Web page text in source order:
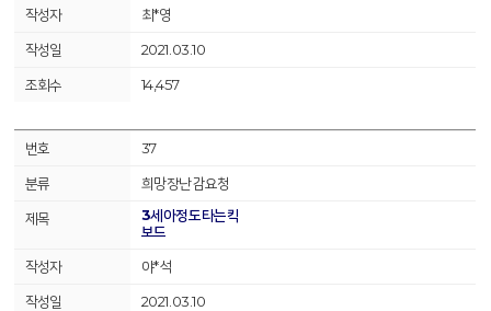
최*영
2021.03.10
14,457
37
희망장난감요청
3세아정도타는킥
보드
야*석
2021.03.10